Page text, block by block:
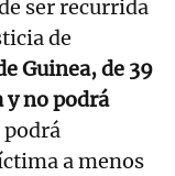
ser recurrida
de
Guinea, de 39
y no podrá
podrá
a menos